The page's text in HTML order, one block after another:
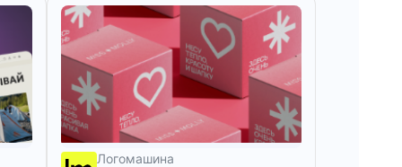
Логомашина